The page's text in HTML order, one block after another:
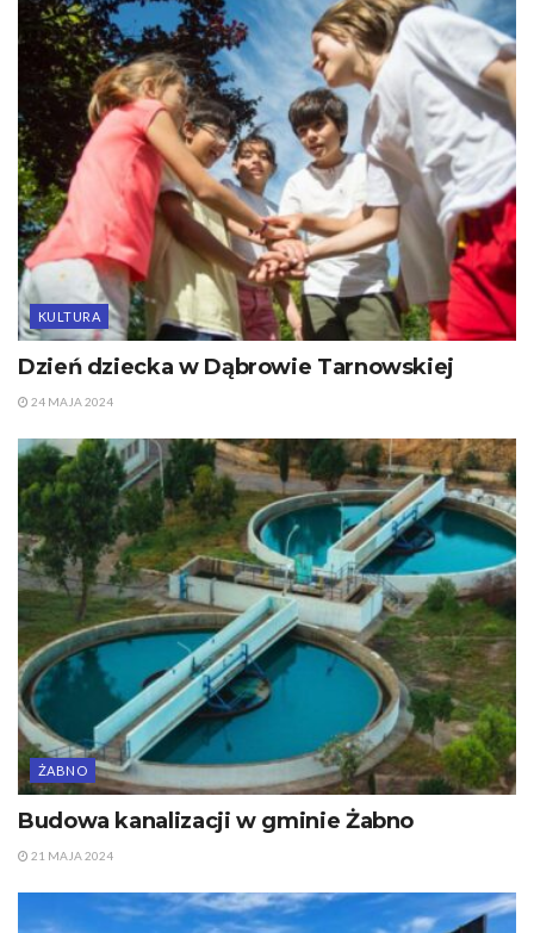
KULTURA
Dzień dziecka w Dąbrowie Tarnowskiej
24 MAJA 2024
ŻABNO
Budowa kanalizacji w gminie Żabno
21 MAJA 2024